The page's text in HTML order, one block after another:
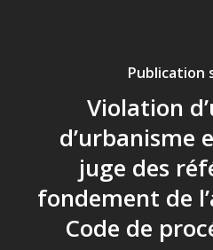
Publication
Violation
d’urbanisme
juge des
fondement de
Code de